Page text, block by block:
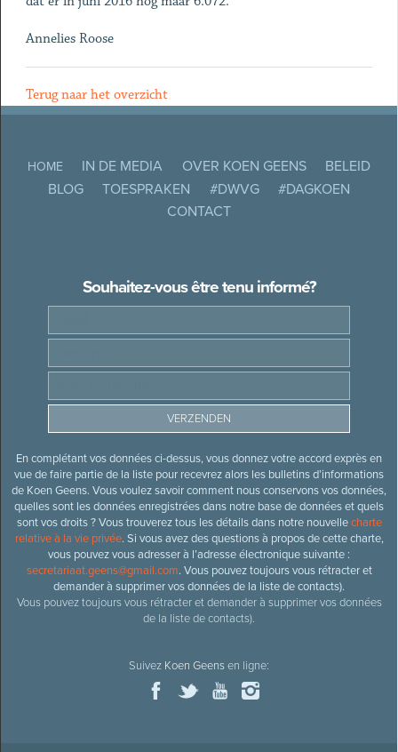
Annelies Roose
Terug naar het overzicht
HOME IN DE MEDIA OVER KOEN GEENS
BELEID
BLOG
TOESPRAKEN #DWVG
#DAGKOEN
CONTACT
Souhaitez-vous être tenu informé?
En complétant vos données ci-dessus, vous donnez votre accord exprès en
vue de faire partie de la liste pour recevrez alors les bulletins d’informations
de Koen Geens. Vous voulez savoir comment nous conservons vos données,
quelles sont les données enregistrées dans notre base de données et quels
sont vos droits ? Vous trouverez tous les détails dans notre nouvellecharte
relative à la vie privée. Si vous avez des questions à propos de cette charte,
vous pouvez vous adresser à l’adresse électronique suivante :
secretariaat.geens@gmail.com. Vous pouvez toujours vous rétracter et
demander à supprimer vos données de la liste de contacts).
Vous pouvez toujours vous rétracter et demander à supprimer vos données
de la liste de contacts).
Suivez Koen Geensen ligne: